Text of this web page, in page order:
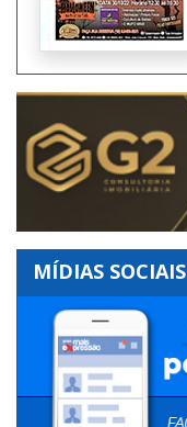
MÍDIAS SOCIAIS